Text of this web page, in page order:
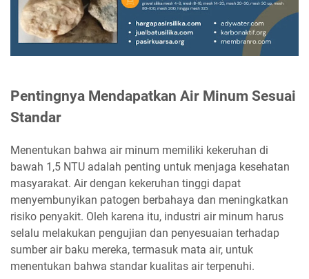
Pentingnya Mendapatkan Air Minum Sesuai
Standar
Menentukan bahwa air minum memiliki kekeruhan di
bawah 1,5 NTU adalah penting untuk menjaga kesehatan
masyarakat. Air dengan kekeruhan tinggi dapat
menyembunyikan patogen berbahaya dan meningkatkan
risiko penyakit. Oleh karena itu, industri air minum harus
selalu melakukan pengujian dan penyesuaian terhadap
sumber air baku mereka, termasuk mata air, untuk
menentukan bahwa standar kualitas air terpenuhi.